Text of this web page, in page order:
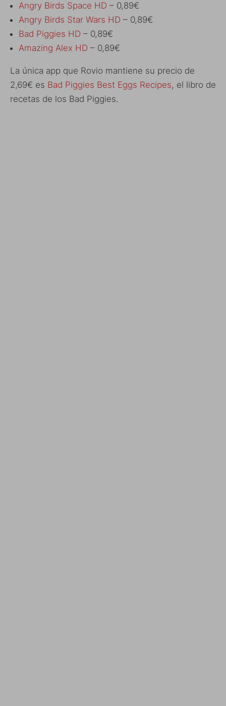
Angry Birds Space HD – 0,89€
Angry Birds Star Wars HD – 0,89€
Bad Piggies HD – 0,89€
Amazing Alex HD – 0,89€
La única app que Rovio mantiene su precio de
2,69€ es Bad Piggies Best Eggs Recipes, el libro de
recetas de los Bad Piggies.